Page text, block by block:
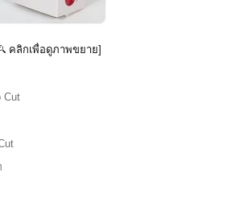
คลิกเพื่อดูภาพขยาย]
Cut